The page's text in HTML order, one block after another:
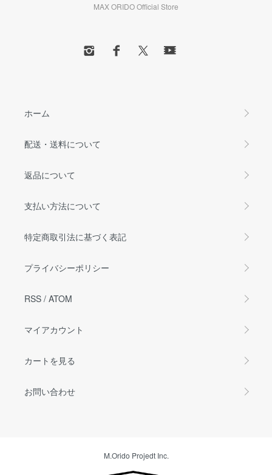
MAX ORIDO Official Store
ホーム
配送・送料について
返品について
支払い方法について
特定商取引法に基づく表記
プライバシーポリシー
RSS / ATOM
マイアカウント
カートを見る
お問い合わせ
M.Orido Projedt Inc.